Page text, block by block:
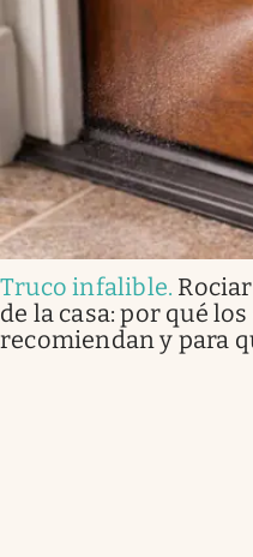
Truco infalible.
de la casa: por qué
recomiendan y para